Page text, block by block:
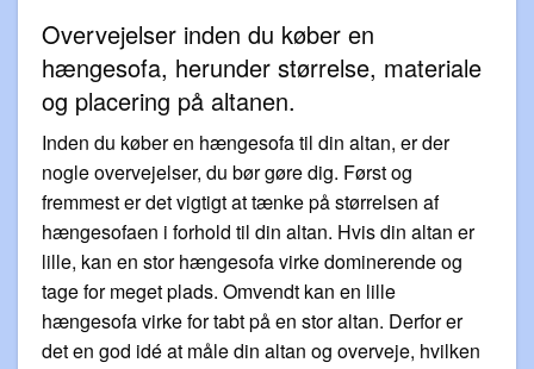
Overvejelser inden du køber en
hængesofa, herunder størrelse, materiale
og placering på altanen.
Inden du køber en hængesofa til din altan, er der
nogle overvejelser, du bør gøre dig. Først og
fremmest er det vigtigt at tænke på størrelsen af
hængesofaen i forhold til din altan. Hvis din altan er
lille, kan en stor hængesofa virke dominerende og
tage for meget plads. Omvendt kan en lille
hængesofa virke for tabt på en stor altan. Derfor er
det en god idé at måle din altan og overveje, hvilken